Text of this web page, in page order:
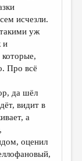
исчезли.
уж
и
Про всё
да шёл
видит в
а
оценил